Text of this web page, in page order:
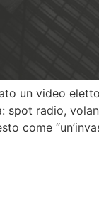
un video
spot radio,
come